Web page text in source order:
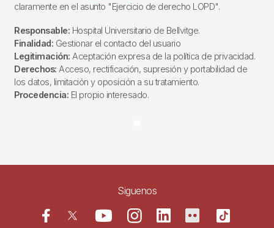
claramente en el asunto "Ejercicio de derecho LOPD".
Responsable: Hospital Universitario de Bellvitge.
Finalidad: Gestionar el contacto del usuario
Legitimación: Aceptación expresa de la política de privacidad.
Derechos: Acceso, rectificación, supresión y portabilidad de
los datos, limitación y oposición a su tratamiento.
Procedencia: El propio interesado.
Siguenos